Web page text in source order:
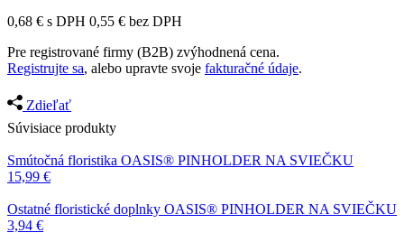
0,68 € s DPH 0,55 € bez DPH
Pre registrované firmy (B2B) zvýhodnená cena.
Registrujte sa, alebo upravte svoje fakturačné údaje.
Zdieľať
Súvisiace produkty
Smútočná floristika OASIS® PINHOLDER NA SVIEČKU
15,99 €
Ostatné floristické doplnky OASIS® PINHOLDER NA SVIEČKU
3,94 €